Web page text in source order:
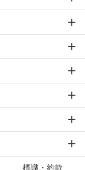
標識・約款